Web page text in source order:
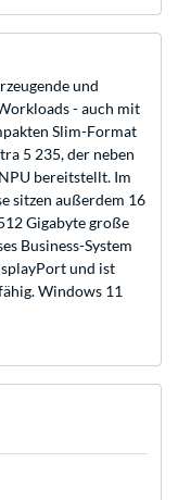
und
- auch mit
Slim-Format
5 235, der neben
bereitstellt. Im
sitzen außerdem 16
Gigabyte große
Business-System
und ist
Windows 11